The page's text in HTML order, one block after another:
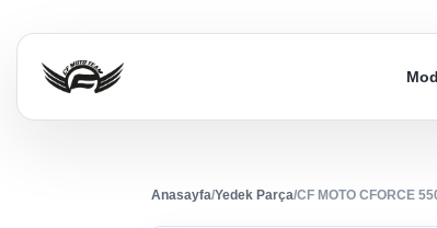
Anasayfa/Yedek Parça/CF MOTO CFORCE